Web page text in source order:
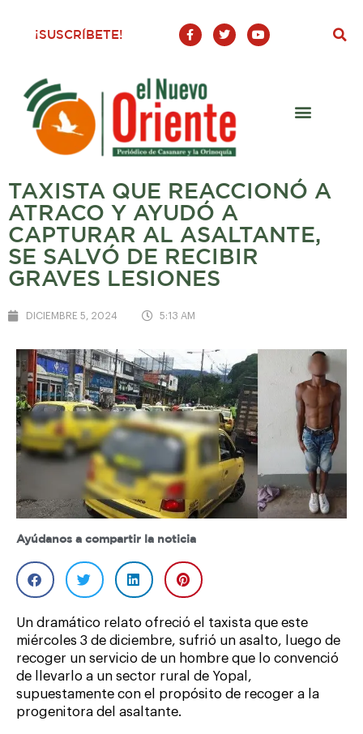
¡SUSCRÍBETE!
F
a
c
o
o
-
T
w
i
Y
o
u
TAXISTA QUE REACCIONÓ A
ATRACO Y AYUDÓ A
CAPTURAR AL ASALTANTE,
SE SALVÓ DE RECIBIR
GRAVES LESIONES
DICIEMBRE 5, 2024 5:13 AM
Ayúdanos a compartir la noticia
Un dramático relato ofreció el taxista que este
miércoles 3 de diciembre, sufrió un asalto, luego de
recoger un servicio de un hombre que lo convenció
de llevarlo a un sector rural de Yopal,
supuestamente con el propósito de recoger a la
progenitora del asaltante.